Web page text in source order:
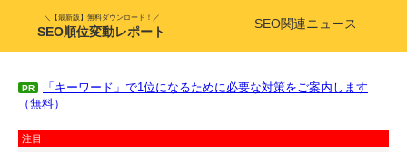
＼【最新版】無料ダウンロード！／
SEO順位変動レポート
SEO関連ニュース
PR
「キーワード」で1位になるために必要な対策をご案内します
（無料）
注目